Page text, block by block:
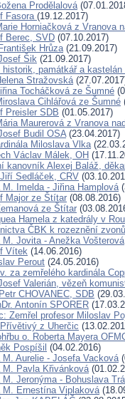
Prodělalová
Fasora(19.12.2017)
Horniačková z Vranova
Berec, SVD (07.10.2017)
Hrůza(21.09.2017)
Šik (21.09.2017)
památkář a
Stražovská
Tocháčková ze Šumné
Cihlářová ze Šumné
Preisler SDB (01.05.2017)
Maurerová z Vranova
Budil OSA(23.04.2017)
Miloslava Vlka
Václav Málek, OH
kanovník Alexej Baláž,
Sedláček, CRV
Imelda - Jiřina Hamplová
Major ze Štítar (08.08.2016)
ze Štítar
Hamela z katedrály v
ČBK k rozeznění zvonů
Jovita - Anežka Vošterová
Vítek (14.06.2016)
Perout (24.05.2016)
za zemřelého kardinála
Valerián, vězeň
CHOVANEC, SDB
Antonín SPORER
Zemřel profesor Miloslav
z Uherčic
o. Roberta Mayera
Pospíšil (04.02.2016)
Aurelie - Josefa Vacková
M. Pavla Křivánková
M. Jeronýma - Bohuslava
M. Ernestína Viplaková